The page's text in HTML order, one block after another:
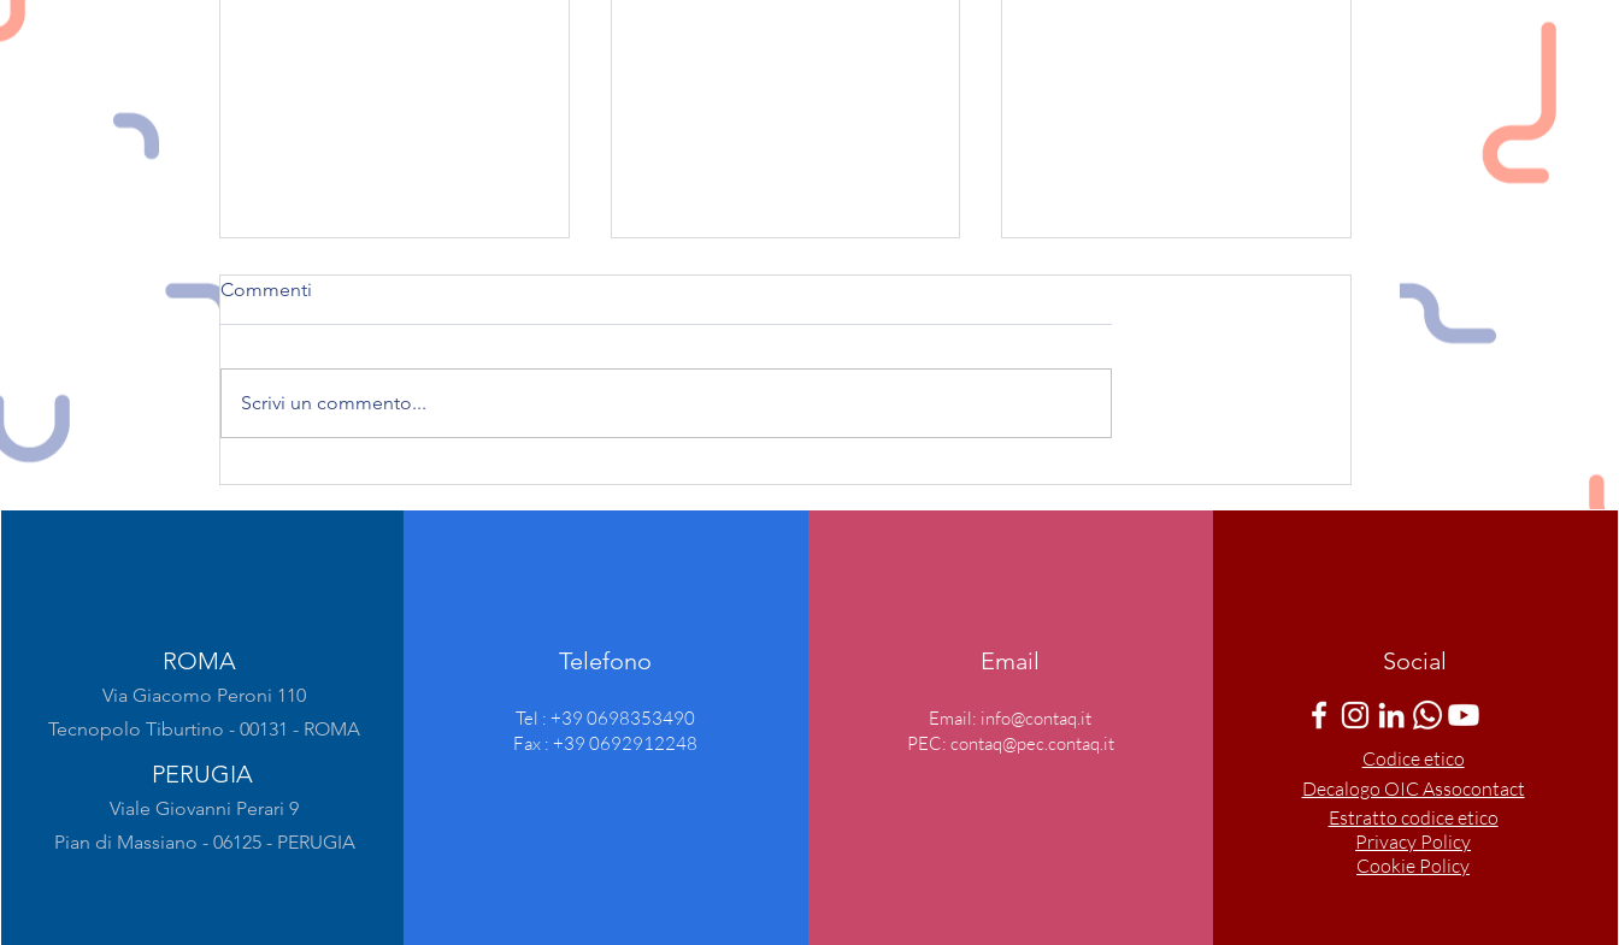
Seguici su nostri social
Commenti
Scrivi un commento...
ROMA
Via Giacomo Peroni 110
Tecnopolo Tiburtino - 00131 - ROMA
PERUGIA
Viale Giovanni Perari 9
Pian di Massiano - 06125 - PERUGIA
Telefono
Tel : +39 0698353490
Fax : +39 0692912248
Email
Email: info@contaq.it
PEC: contaq@pec.contaq.it
Social
Codice etico
Decalogo OIC Assocontact
Estratto codice etico
Privacy Policy
Cookie Policy